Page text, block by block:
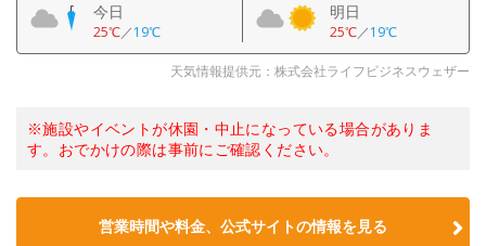
今日
25℃／19℃
明日
25℃／19℃
天気情報提供元：株式会社ライフビジネスウェザー
※施設やイベントが休園・中止になっている場合がありま
す。おでかけの際は事前にご確認ください。
営業時間や料金、公式サイトの情報を見る